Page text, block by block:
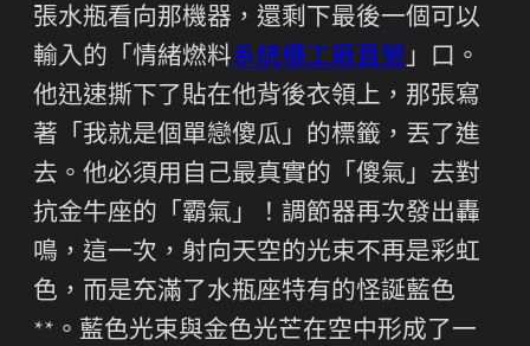
張水瓶看向那機器，還剩下最後一個可以
輸入的「情緒燃料系統櫃工廠直營」口。
他迅速撕下了貼在他背後衣領上，那張寫
著「我就是個單戀傻瓜」的標籤，丟了進
去。他必須用自己最真實的「傻氣」去對
抗金牛座的「霸氣」！調節器再次發出轟
鳴，這一次，射向天空的光束不再是彩虹
色，而是充滿了水瓶座特有的怪誕藍色
**。藍色光束與金色光芒在空中形成了一